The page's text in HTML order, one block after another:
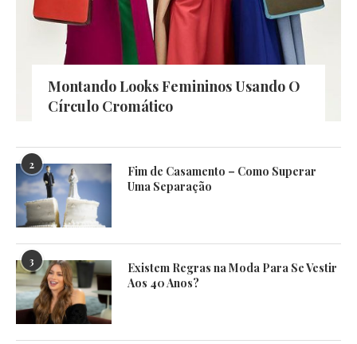
Montando Looks Femininos Usando O
Círculo Cromático
2
Fim de Casamento – Como Superar
Uma Separação
3
Existem Regras na Moda Para Se Vestir
Aos 40 Anos?